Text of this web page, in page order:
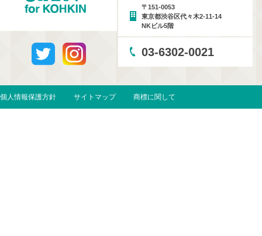
〒151-0053
東京都渋谷区代々木2-11-14
NKビル5階
03-6302-0021
個人情報保護方針 サイトマップ 商標に関して